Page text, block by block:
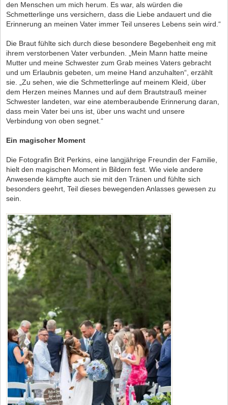
den Menschen um mich herum. Es war, als würden die
Schmetterlinge uns versichern, dass die Liebe andauert und die
Erinnerung an meinen Vater immer Teil unseres Lebens sein wird.“
Die Braut fühlte sich durch diese besondere Begebenheit eng mit
ihrem verstorbenen Vater verbunden. „Mein Mann hatte meine
Mutter und meine Schwester zum Grab meines Vaters gebracht
und um Erlaubnis gebeten, um meine Hand anzuhalten“, erzählt
sie. „Zu sehen, wie die Schmetterlinge auf meinem Kleid, über
dem Herzen meines Mannes und auf dem Brautstrauß meiner
Schwester landeten, war eine atemberaubende Erinnerung daran,
dass mein Vater bei uns ist, über uns wacht und unsere
Verbindung von oben segnet.“
Ein magischer Moment
Die Fotografin Brit Perkins, eine langjährige Freundin der Familie,
hielt den magischen Moment in Bildern fest. Wie viele andere
Anwesende kämpfte auch sie mit den Tränen und fühlte sich
besonders geehrt, Teil dieses bewegenden Anlasses gewesen zu
sein.